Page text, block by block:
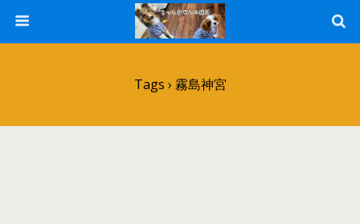
Tags › 霧島神宮